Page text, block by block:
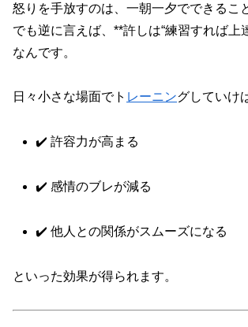
怒りを手放すのは、一朝一夕でできるこ
でも逆に言えば、**許しは“練習すれば上
なんです。
日々小さな場面でト レーニングしていけ
✔️ 許容力が高まる
✔️ 感情のブレが減る
✔️ 他人との関係がスムーズになる
といった効果が得られます。